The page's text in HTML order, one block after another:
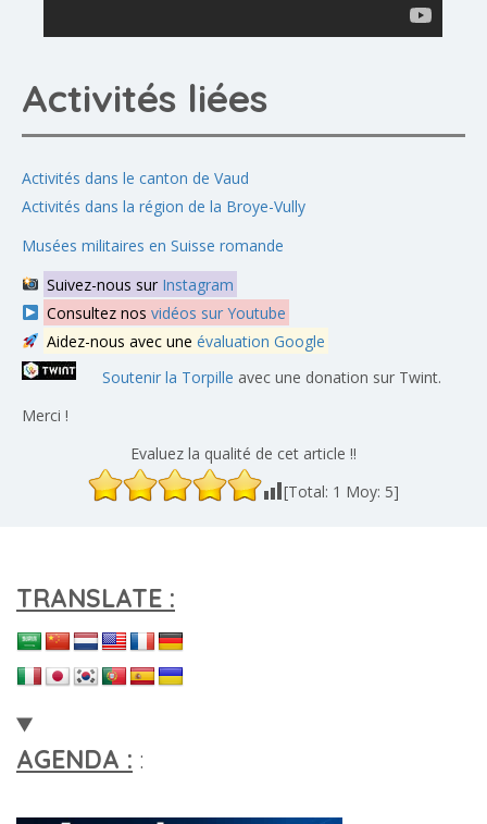
Activités liées
Activités dans le canton de Vaud
Activités dans la région de la Broye-Vully
Musées militaires en Suisse romande
Suivez-nous sur Instagram
Consultez nos vidéos sur Youtube
Aidez-nous avec une évaluation Google
Soutenir la Torpille avec une donation sur Twint.
Merci !
Evaluez la qualité de cet article !!
[Total: 1 Moy: 5]
TRANSLATE :
AGENDA : :